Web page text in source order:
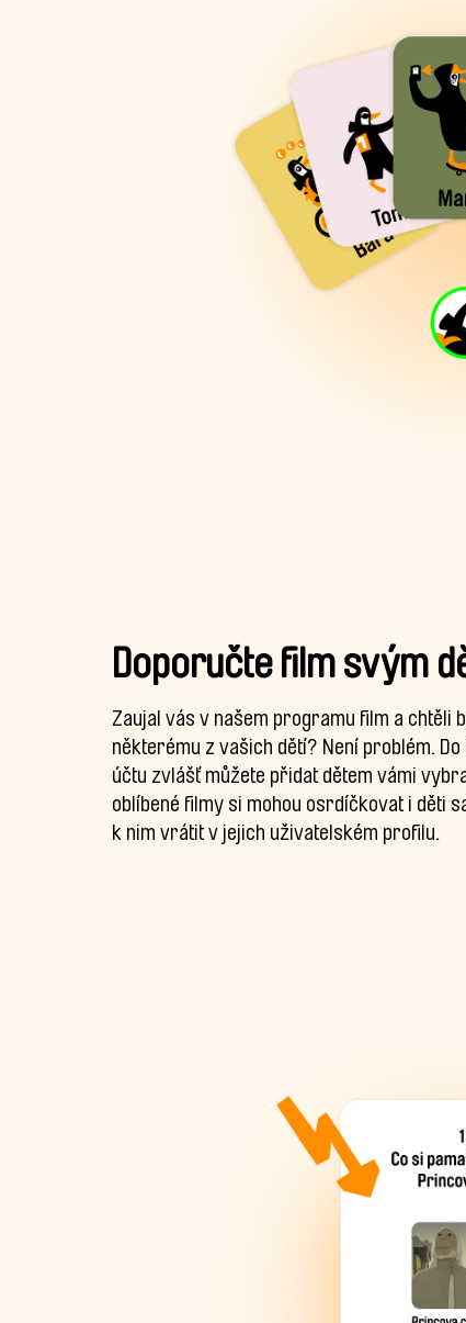
Doporučte film svým
Zaujal vás v našem programu film a chtěli
některému z vašich dětí? Není problém.
účtu zvlášť můžete přidat dětem vámi
oblíbené filmy si mohou osrdíčkovat i děti
k nim vrátit v jejich uživatelském profilu.